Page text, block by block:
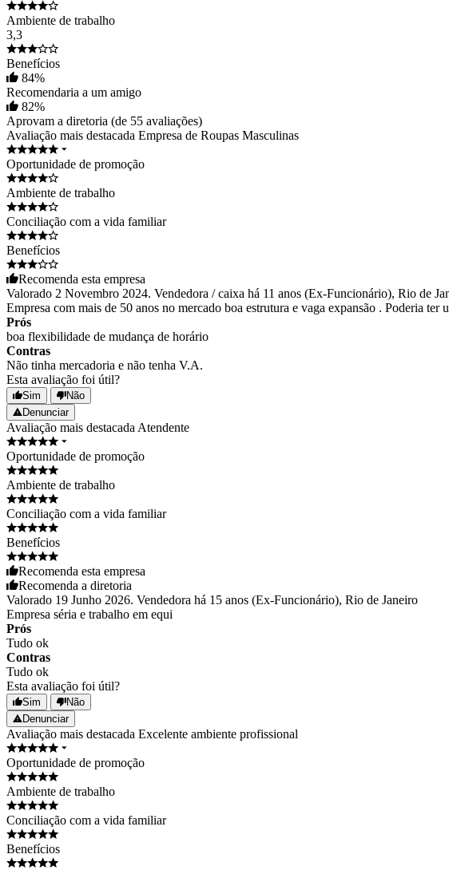
Ambiente de trabalho
3,3
Benefícios
84%
Recomendaria a um amigo
82%
Aprovam a diretoria (de 55 avaliações)
Avaliação mais destacada Empresa de Roupas Masculinas
Oportunidade de promoção
Ambiente de trabalho
Conciliação com a vida familiar
Benefícios
Recomenda esta empresa
Valorado 2 Novembro 2024. Vendedora / caixa há 11 anos (Ex-Funcionário), Rio de
Empresa com mais de 50 anos no mercado boa estrutura e vaga expansão . Poderia
Prós
boa flexibilidade de mudança de horário
Contras
Não tinha mercadoria e não tenha V.A.
Esta avaliação foi útil?
Sim
Não
Denunciar
Avaliação mais destacada Atendente
Oportunidade de promoção
Ambiente de trabalho
Conciliação com a vida familiar
Benefícios
Recomenda esta empresa
Recomenda a diretoria
Valorado 19 Junho 2026. Vendedora há 15 anos (Ex-Funcionário), Rio de Janeiro
Empresa séria e trabalho em equi
Prós
Tudo ok
Contras
Tudo ok
Esta avaliação foi útil?
Sim
Não
Denunciar
Avaliação mais destacada Excelente ambiente profissional
Oportunidade de promoção
Ambiente de trabalho
Conciliação com a vida familiar
Benefícios